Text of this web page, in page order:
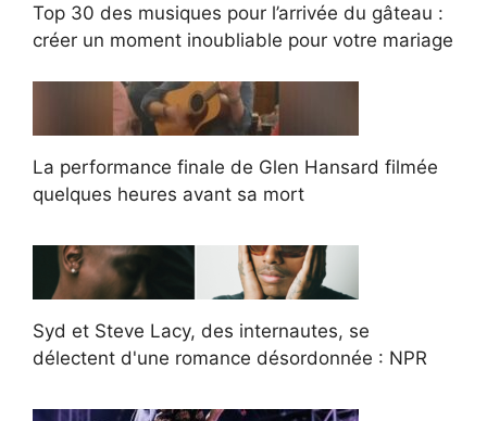
Top 30 des musiques pour l’arrivée du gâteau :
créer un moment inoubliable pour votre mariage
La performance finale de Glen Hansard filmée
quelques heures avant sa mort
Syd et Steve Lacy, des internautes, se
délectent d'une romance désordonnée : NPR